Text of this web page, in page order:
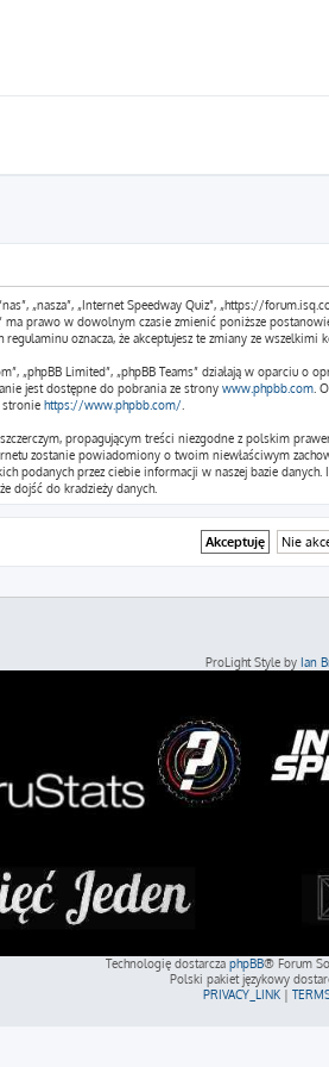
„nasza”, „Internet Speedway Quiz”, „https://
ma prawo w dowolnym czasie zmienić poniższe
oznacza, że akceptujesz te zmiany ze wszelkimi
„phpBB Limited”, „phpBB Teams” działają w
jest dostępne do pobrania ze strony www.phpbb.com .
stronie https://www.phpbb.com/
propagującym treści niezgodne z polskim
zostanie powiadomiony o twoim niewłaściwym
podanych przez ciebie informacji w naszej bazie
dojść do kradzieży danych.
ProLight Style by Ian
Technologię dostarcza phpBB® Forum
Polski pakiet językowy
PRIVACY_LINK |